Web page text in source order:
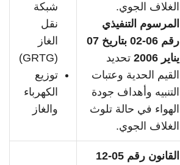
الغلاف الجوي.
المرسوم التنفيذي
رقم 06-02 بتاريخ 07
يناير 2006
تحديد
القيم الحدية وعتبات
التنبيه وأهداف جودة
الهواء في حالة تلوث
الغلاف الجوي.
شبكة
نقل
الغاز
(GRTG)
توزيع
الكهرباء
والغاز
القانون رقم 05-12